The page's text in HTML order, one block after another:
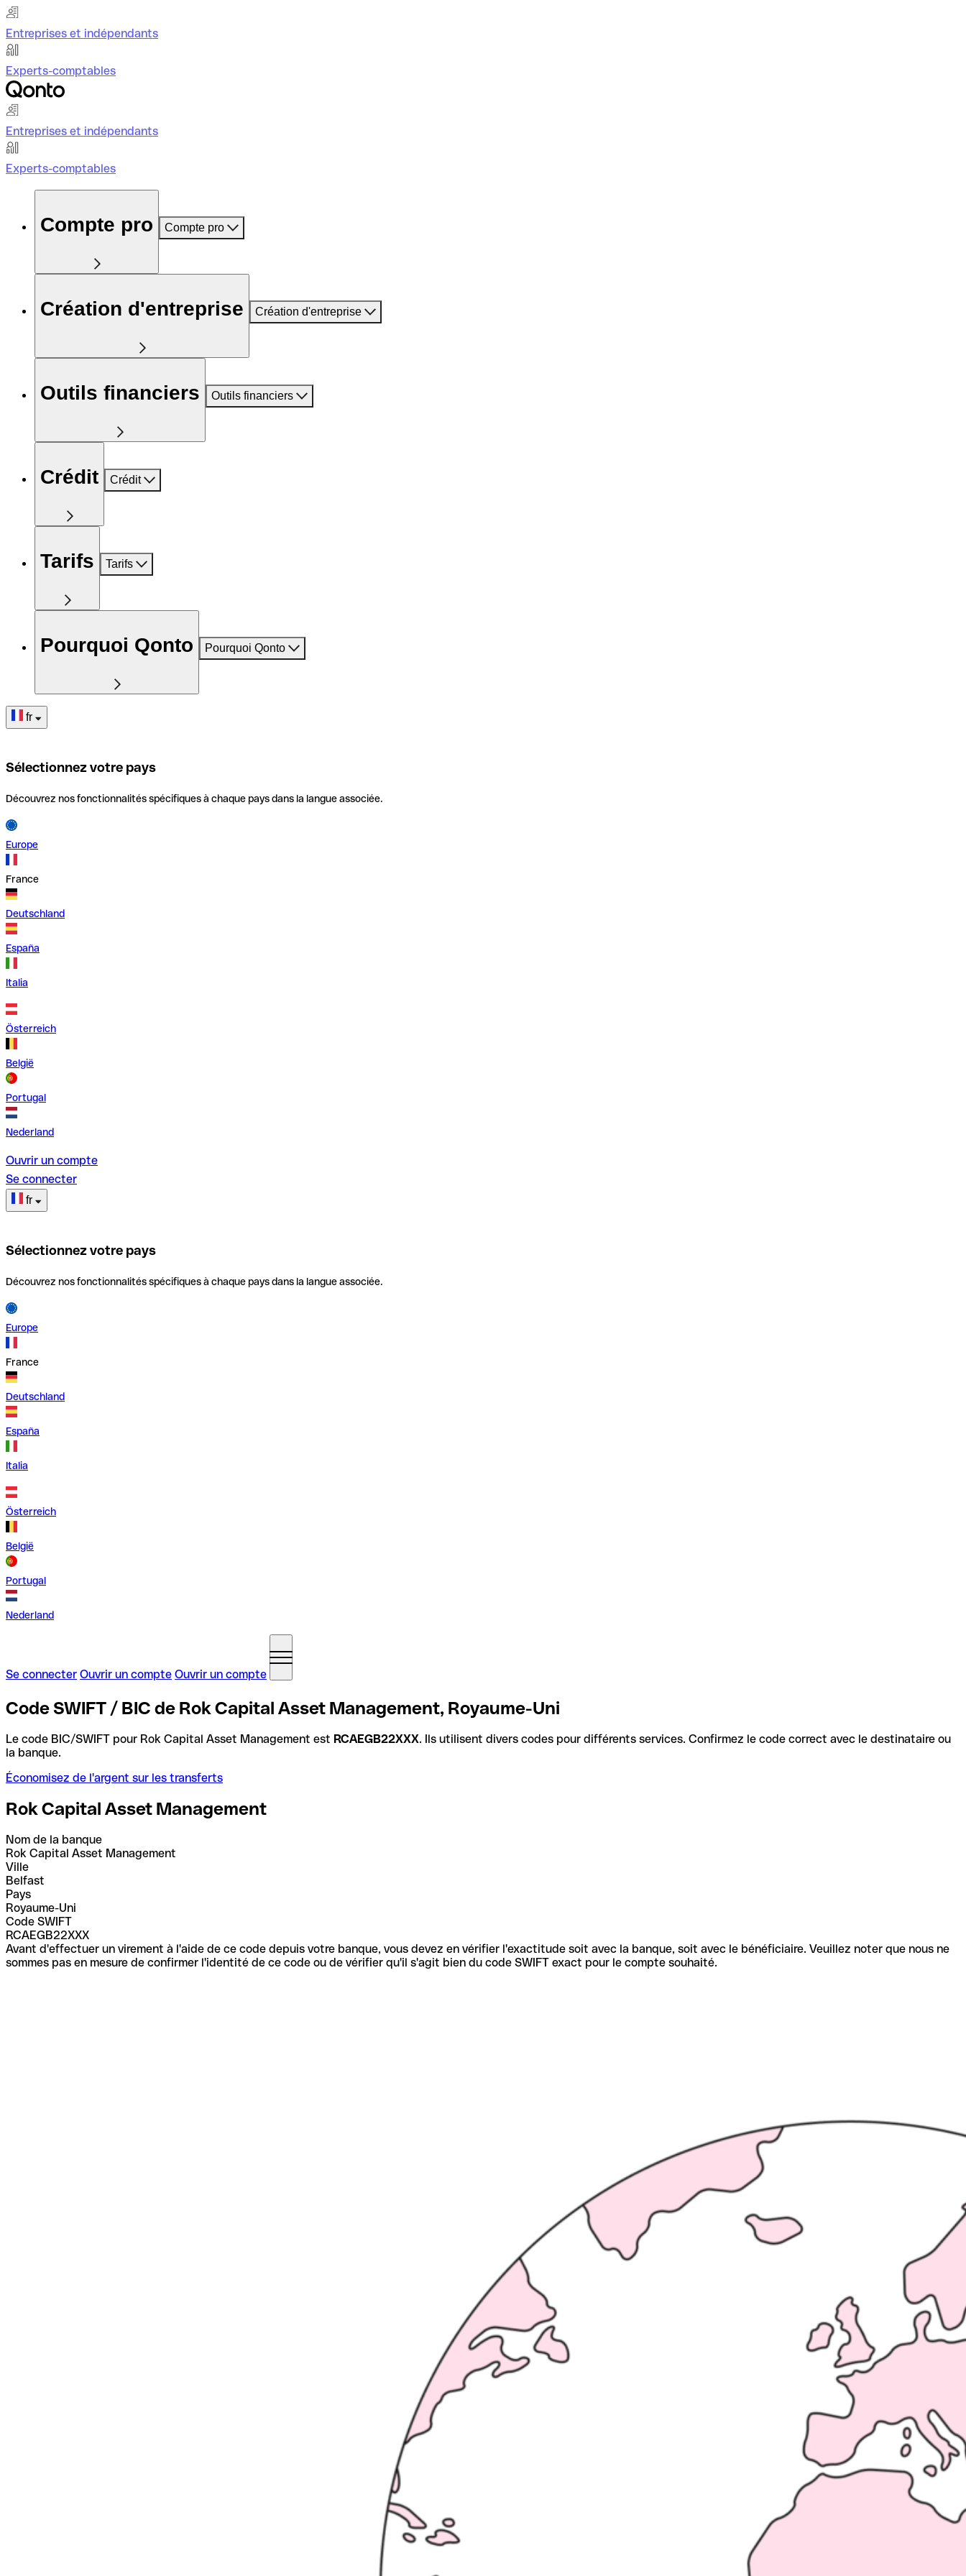
Entreprises et indépendants
Experts-comptables
Entreprises et indépendants
Experts-comptables
Compte pro Compte pro
Création d'entreprise Création d'entreprise
Outils financiers Outils financiers
Crédit Crédit
Tarifs Tarifs
Pourquoi Qonto Pourquoi Qonto
fr
Sélectionnez votre pays
Découvrez nos fonctionnalités spécifiques à chaque pays dans la langue associée.
Europe
France
Deutschland
España
Italia
Österreich
België
Portugal
Nederland
Ouvrir un compte
Se connecter
fr
Sélectionnez votre pays
Découvrez nos fonctionnalités spécifiques à chaque pays dans la langue associée.
Europe
France
Deutschland
España
Italia
Österreich
België
Portugal
Nederland
Se connecter Ouvrir un compte Ouvrir un compte
Code SWIFT / BIC de Rok Capital Asset Management, Royaume-Uni
Le code BIC/SWIFT pour Rok Capital Asset Management est RCAEGB22XXX. Ils utilisent divers codes pour différents services. Confirmez le code correct avec le destinataire ou
la banque.
Économisez de l'argent sur les transferts
Rok Capital Asset Management
Nom de la banque
Rok Capital Asset Management
Ville
Belfast
Pays
Royaume-Uni
Code SWIFT
RCAEGB22XXX
Avant d'effectuer un virement à l'aide de ce code depuis votre banque, vous devez en vérifier l'exactitude soit avec la banque, soit avec le bénéficiaire. Veuillez noter que nous ne
sommes pas en mesure de confirmer l'identité de ce code ou de vérifier qu'il s'agit bien du code SWIFT exact pour le compte souhaité.